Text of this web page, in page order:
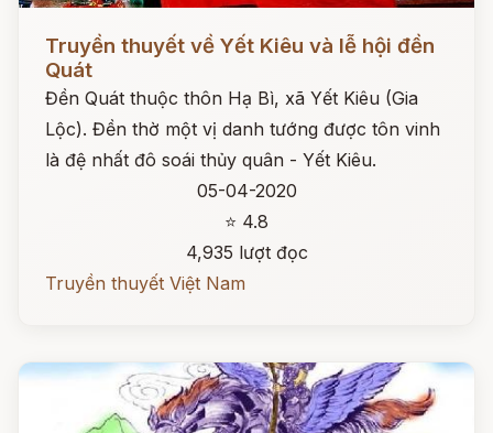
Đọc ngay
Truyền thuyết về Yết Kiêu và lễ hội đền
Quát
Đền Quát thuộc thôn Hạ Bì, xã Yết Kiêu (Gia
Lộc). Đền thờ một vị danh tướng được tôn vinh
là đệ nhất đô soái thủy quân - Yết Kiêu.
05-04-2020
⭐ 4.8
4,935 lượt đọc
Truyền thuyết Việt Nam